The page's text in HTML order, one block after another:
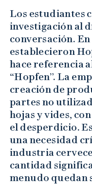
Los estudiantes
investigación al
conversación.
establecieron
hace referencia
“Hopfen”. La
creación de
partes no
hojas y vides,
el desperdicio.
una necesidad
industria
cantidad
menudo quedan